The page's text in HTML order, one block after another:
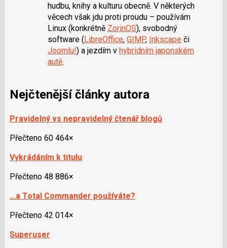
hudbu, knihy a kulturu obecně. V některých
věcech však jdu proti proudu – používám
Linux (konkrétně ZorinOS), svobodný
software (LibreOffice, GIMP, Inkscapeči
Joomlu!) a jezdím v hybridním japonském
autě.
Nejčtenější články autora
Pravidelný vs nepravidelný čtenář blogů
Přečteno 60 464×
Vykrádáním k titulu
Přečteno 48 886×
...a Total Commander používáte?
Přečteno 42 014×
Superuser